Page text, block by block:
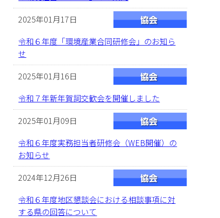
2025年01月17日
令和６年度「環境産業合同研修会」のお知ら
せ
2025年01月16日
令和７年新年賀詞交歓会を開催しました
2025年01月09日
令和６年度実務担当者研修会（WEB開催）の
お知らせ
2024年12月26日
令和６年度地区懇談会における相談事項に対
する県の回答について